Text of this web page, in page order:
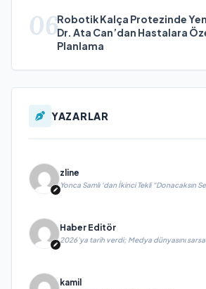
06Robotik Kalça Protezinde
Dr. Ata Can’dan Hastalara
Planlama
YAZARLAR
zline
Yonca Samlı ‘dan İkinci Tekli “Donacaksın
Haber Editör
2026’ya tarih verdi; Medya dünyasını
kamil